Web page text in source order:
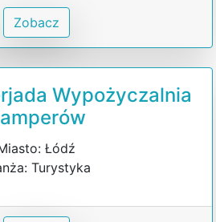
Zobacz
Wypożyczalnia
Łódź
Turystyka